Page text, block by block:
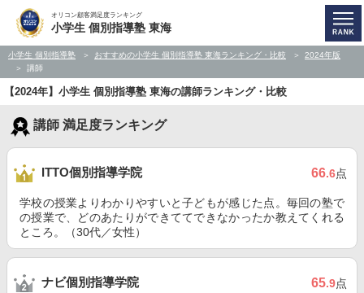
オリコン顧客満足度ランキング
小学生 個別指導塾 東海
小学生 個別指導塾 おすすめの小学生 個別指導塾 東海ランキング・比較
2024年版
講師
【2024年】小学生 個別指導塾 東海の講師ランキング・比較
講師 満足度ランキング
ITTO個別指導学院 66.6点
学校の授業よりわかりやすいと子どもが感じた点。毎回の塾で
の授業で、どのあたりができててできなかったか教えてくれる
ところ。（30代／女性）
ナビ個別指導学院 65.9点